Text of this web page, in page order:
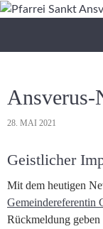
Zum
Ansverus-
28. MAI 2021
Geistlicher
Mit dem heutigen
Gemeindereferentin
Rückmeldung geben